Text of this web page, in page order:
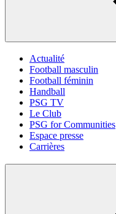
Actualité
Football masculin
Football féminin
Handball
PSG TV
Le Club
PSG for Communities
Espace presse
Carrières